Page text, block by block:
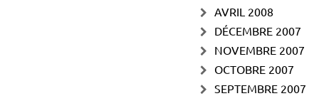
AVRIL 2008
DÉCEMBRE 2007
NOVEMBRE 2007
OCTOBRE 2007
SEPTEMBRE 2007